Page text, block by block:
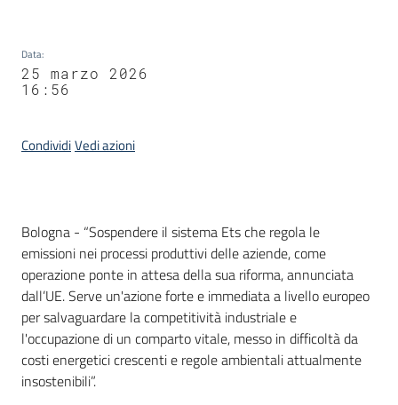
Data:
25 marzo 2026
16:56
CondividiVedi azioni
Contenuto
Bologna - “Sospendere il sistema Ets che regola le
emissioni nei processi produttivi delle aziende, come
operazione ponte in attesa della sua riforma, annunciata
dall’UE. Serve un'azione forte e immediata a livello europeo
per salvaguardare la competitività industriale e
l'occupazione di un comparto vitale, messo in difficoltà da
costi energetici crescenti e regole ambientali attualmente
insostenibili”.